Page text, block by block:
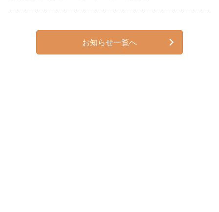
お知らせ一覧へ